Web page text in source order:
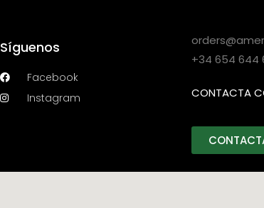
Síguenos
Facebook
Instagram
+34 654 644
CONTACTA